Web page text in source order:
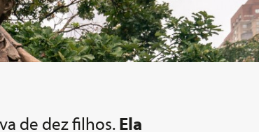
de dez filhos.Ela